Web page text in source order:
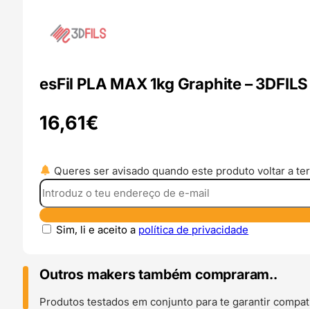
esFil PLA MAX 1kg Graphite – 3DFILS
16,61€
Queres ser avisado quando este produto voltar a
Sim, li e aceito a política de privacidade
Outros makers também compraram..
Produtos testados em conjunto para te garantir